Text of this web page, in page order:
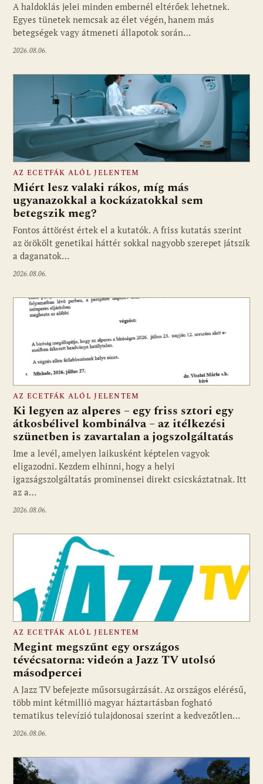
A haldoklás jelei minden embernél eltérőek lehetnek.
Egyes tünetek nemcsak az élet végén, hanem más
betegségek vagy átmeneti állapotok során…
2026.08.06.
AZ ECETFÁK ALÓL JELENTEM
Miért lesz valaki rákos, míg más
ugyanazokkal a kockázatokkal sem
betegszik meg?
Fontos áttörést értek el a kutatók. A friss kutatás szerint
az örökölt genetikai háttér sokkal nagyobb szerepet játszik
a daganatok…
2026.08.06.
AZ ECETFÁK ALÓL JELENTEM
Ki legyen az alperes – egy friss sztori egy
átkosbélivel kombinálva – az itélkezési
szünetben is zavartalan a jogszolgáltatás
Ime a levél, amelyen laikusként képtelen vagyok
eligazodni. Kezdem elhinni, hogy a helyi
igazságszolgáltatás prominensei direkt csicskáztatnak. Itt
az a…
2026.08.06.
Fotó: media1.hu
AZ ECETFÁK ALÓL JELENTEM
Megint megszűnt egy országos
tévécsatorna: videón a Jazz TV utolsó
másodpercei
A Jazz TV befejezte műsorsugárzását. Az országos elérésű,
több mint kétmillió magyar háztartásban fogható
tematikus televízió tulajdonosai szerint a kedvezőtlen…
2026.08.06.